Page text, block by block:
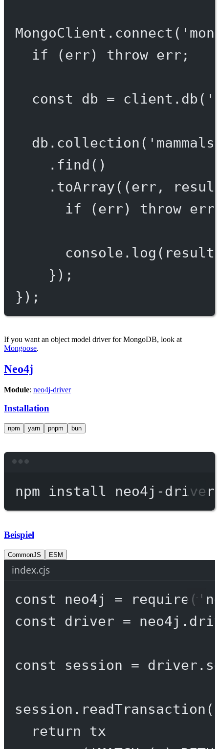
MongoClient. connect (
if (err) throw err;
const db = client. db(
db. collection (
. find ()
. toArray((err ,
if (err) throw
console. log
});
});
If you want an object model driver for MongoDB, look at
Mongoose.
Neo4j
Module: neo4j-driver
Installation
npm yarn pnpm bun
npm install neo4j-driver
Beispiel
CommonJS ESM
index.cjs
const neo4j = require (
const
driver = neo4j.
const session = driver.
session. readTransaction
return tx